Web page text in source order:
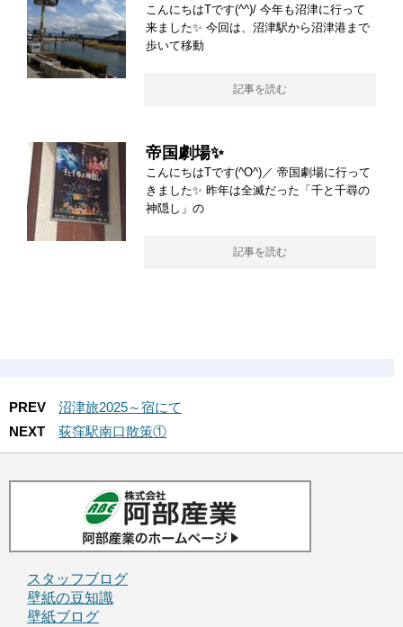
こんにちはTです(^^)/ 今年も沼津に行って
来ました✨ 今回は、沼津駅から沼津港まで
歩いて移動
記事を読む
帝国劇場✨
こんにちはTです(^O^)／ 帝国劇場に行って
きました✨ 昨年は全滅だった「千と千尋の
神隠し」の
記事を読む
PREV
沼津旅2025～宿にて
NEXT
荻窪駅南口散策①
スタッフブログ
壁紙の豆知識
壁紙ブログ